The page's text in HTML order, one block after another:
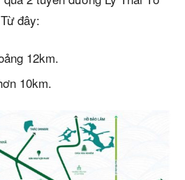
đây:
12km.
10km.